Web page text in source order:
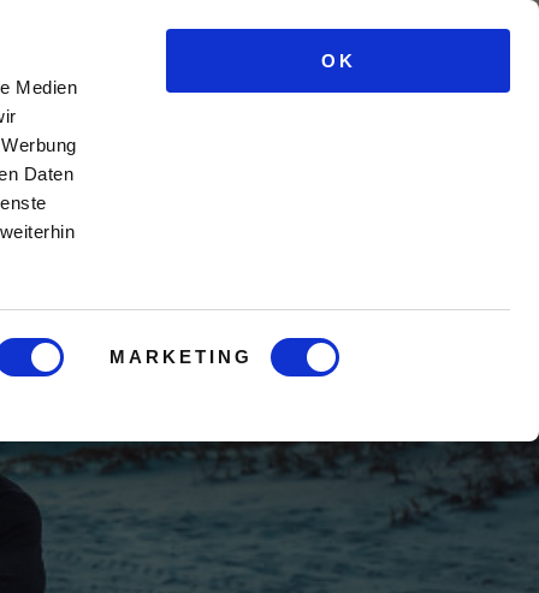
Medien
Daten
MARKETING
OKBlog